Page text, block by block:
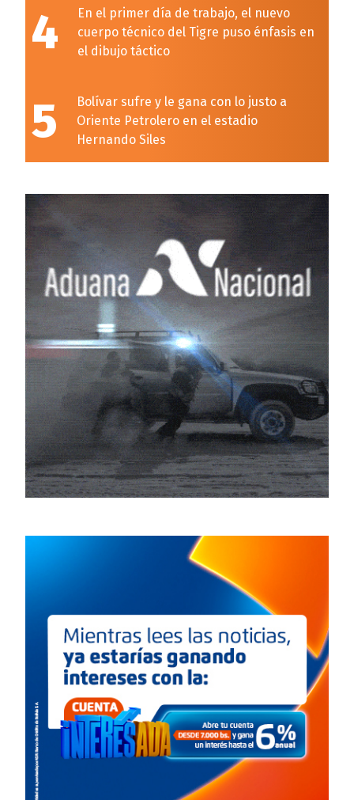
4
En el primer día de trabajo, el nuevo
cuerpo técnico del Tigre puso énfasis en
el dibujo táctico
5
Bolívar sufre y le gana con lo justo a
Oriente Petrolero en el estadio
Hernando Siles